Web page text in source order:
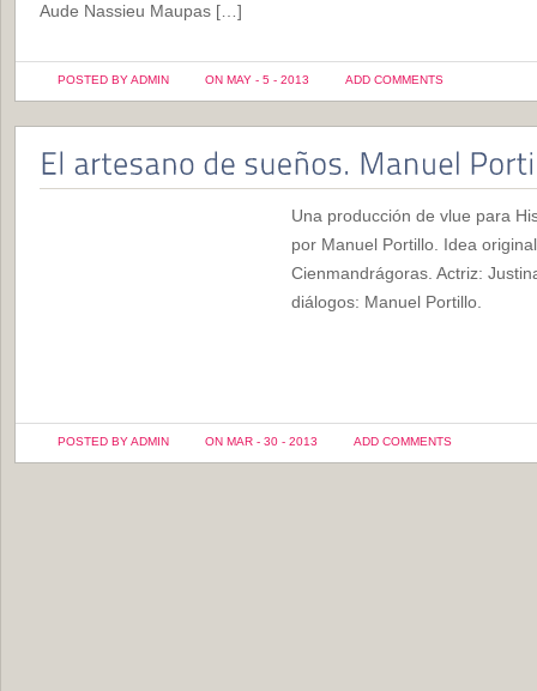
Aude Nassieu Maupas […]
POSTED BY ADMIN ON MAY - 5 - 2013 ADD COMMENTS
Una producción de vlue para
por Manuel Portillo. Idea
Cienmandrágoras. Actriz:
diálogos: Manuel Portillo.
POSTED BY ADMIN ON MAR - 30 - 2013 ADD COMMENTS